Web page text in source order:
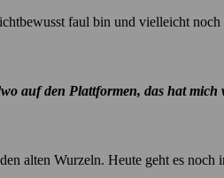
faul bin und vielleicht noch
auf den Plattformen, das hat mich
alten Wurzeln. Heute geht es